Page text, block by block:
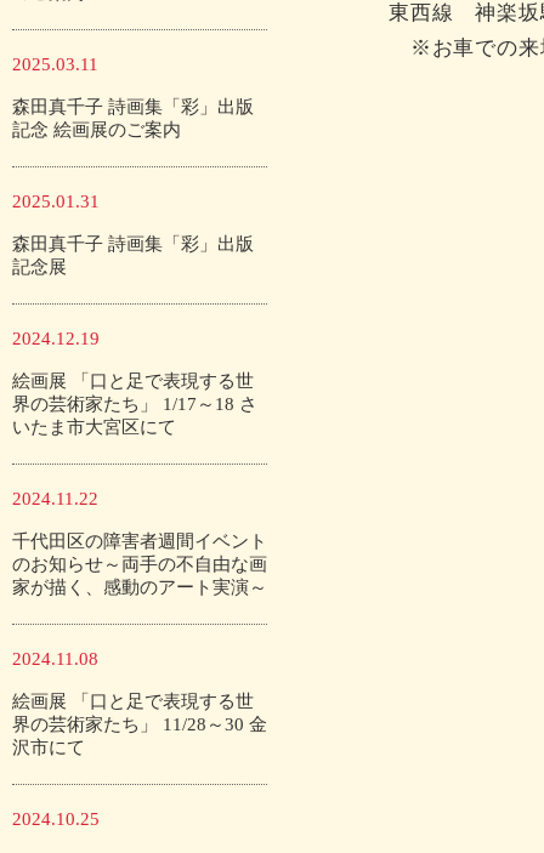
2025.03.11
森田真千子 詩画集「彩」出版
記念 絵画展のご案内
2025.01.31
森田真千子 詩画集「彩」出版
記念展
2024.12.19
絵画展 「口と足で表現する世
界の芸術家たち」 1/17～18 さ
いたま市大宮区にて
2024.11.22
千代田区の障害者週間イベント
のお知らせ～両手の不自由な画
家が描く、感動のアート実演～
2024.11.08
絵画展 「口と足で表現する世
界の芸術家たち」 11/28～30 金
沢市にて
2024.10.25
東西線 神楽
※お車での来